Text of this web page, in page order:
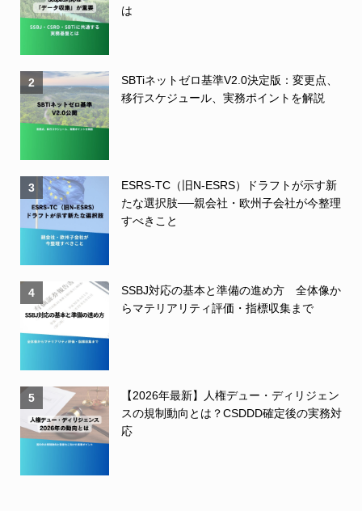
は
2
SBTiネットゼロ基準V2.0決定版：変更点、
移行スケジュール、実務ポイントを解説
3
ESRS-TC（旧N-ESRS）ドラフトが示す新
たな選択肢──親会社・欧州子会社が今整理
すべきこと
4
SSBJ対応の基本と準備の進め方 全体像か
らマテリアリティ評価・指標収集まで
5
【2026年最新】人権デュー・ディリジェン
スの規制動向とは？CSDDD確定後の実務対
応